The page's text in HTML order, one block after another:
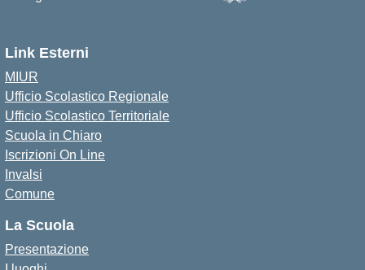
Link Esterni
MIUR
Ufficio Scolastico Regionale
Ufficio Scolastico Territoriale
Scuola in Chiaro
Iscrizioni On Line
Invalsi
Comune
La Scuola
Presentazione